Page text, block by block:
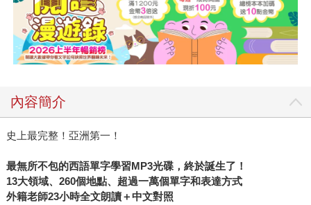
內容簡介
史上最完整！亞洲第一！
最無所不包的西語單字學習MP3光碟，終於誕生了！
13大領域、260個地點、超過一萬個單字和表達方式
外籍老師23小時全文朗讀＋中文對照